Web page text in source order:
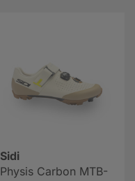
Sidi
Physis Carbon MTB-